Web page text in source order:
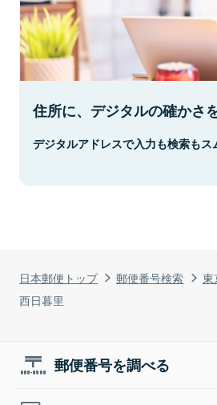
日本郵便トップ 郵便番号検索 東
西日暮里
住所に、デジタルの確かさを
デジタルアドレスで入力も検索もス
郵便番号を調べる